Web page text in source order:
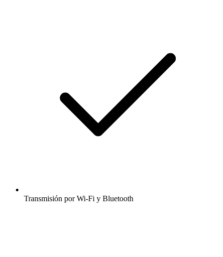
Transmisión por Wi-Fi y Bluetooth